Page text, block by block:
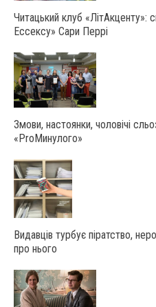
Читацький клуб «ЛітАкценту»:
Ессексу» Сари Перрі
Змови, настоянки, чоловічі
«ProМинулого»
Видавців турбує піратство,
про нього